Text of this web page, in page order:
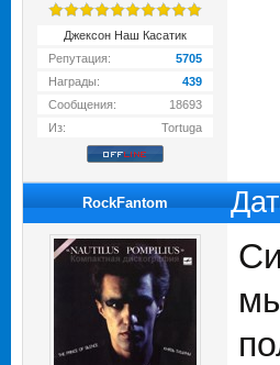
Джексон Наш Касатик
Репутация:
5705
Награды:
439
Сообщения:
18693
Из:
Tortuga
RockFantom